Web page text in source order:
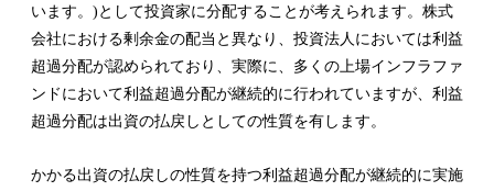
います。)として投資家に分配することが考えられます。株式
会社における剰余金の配当と異なり、投資法人においては利益
超過分配が認められており、実際に、多くの上場インフラファ
ンドにおいて利益超過分配が継続的に行われていますが、利益
超過分配は出資の払戻しとしての性質を有します。
かかる出資の払戻しの性質を持つ利益超過分配が継続的に実施